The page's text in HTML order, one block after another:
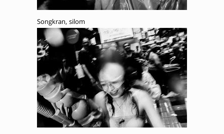
Songkran, silom